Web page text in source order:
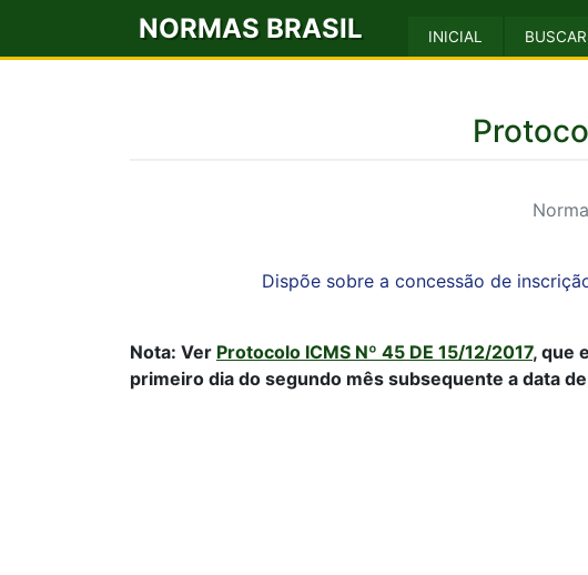
NORMAS BRASIL INICIAL BUSCAR
Dispõe sobre a concessão de
Nota: Ver Protocolo ICMS Nº 45 DE 15/12/2017, que
primeiro dia do segundo mês subsequente a data